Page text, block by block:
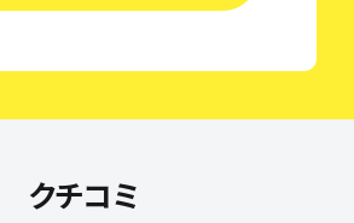
クチコミ